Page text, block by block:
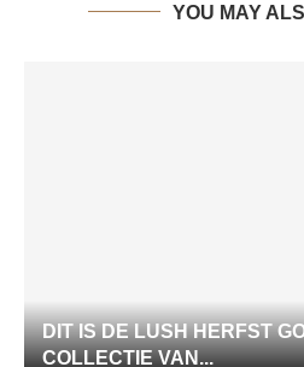
YOU MAY
DIT IS DE LUSH HERFST
COLLECTIE VAN...